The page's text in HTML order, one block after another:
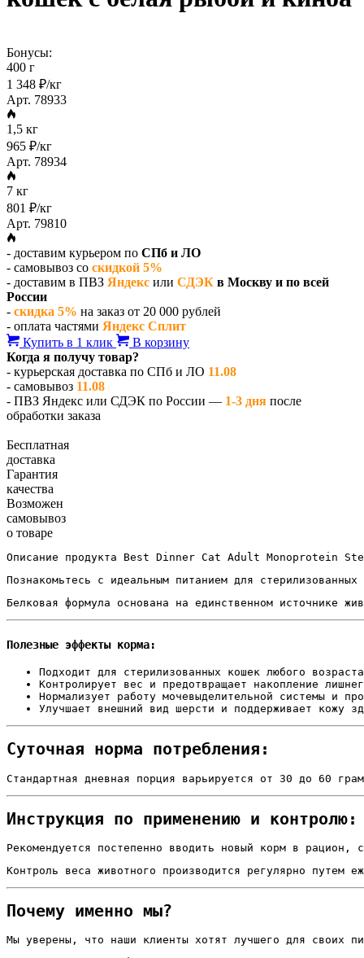
Бонусы:
400 г
1 348 ₽/кг
Арт. 78933
1,5 кг
965 ₽/кг
Арт. 78934
7 кг
801 ₽/кг
Арт. 79810
- доставим курьером по СПб и ЛО
- самовывоз со скидкой 5%
- доставим в ПВЗ Яндекс или СДЭК в Москву и по всей
России
- скидка 5% на заказ от 20 000 рублей
- оплата частями Яндекс Сплит
Купить в 1 клик
В корзину
Когда я получу товар?
- курьерская доставка по СПб и ЛО 11.08
- самовывоз 11.08
- ПВЗ Яндекс или СДЭК по России — 1-3 дня после
обработки заказа
Бесплатная
доставка
Гарантия
качества
Возможен
самовывоз
о товаре
Описание продукта Best Dinner Cat Adult Monoprotein
Познакомьтесь с идеальным питанием для
Белковая формула основана на единственном источнике
Полезные эффекты корма:
Подходит для стерилизованных кошек любого
Контролирует вес и предотвращает накопление
Нормализует работу мочевыделительной системы и
Улучшает внешний вид шерсти и поддерживает кожу
Суточная норма потребления:
Стандартная дневная порция варьируется от 30 до 60
Инструкция по применению и контролю:
Рекомендуется постепенно вводить новый корм в рацион,
Контроль веса животного производится регулярно путем
Почему именно мы?
Мы уверены, что наши клиенты хотят лучшего для своих